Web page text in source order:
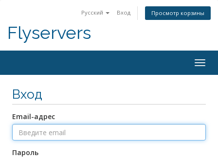
Русский Вход Просмотр корзины
Flyservers
Вход
Email-адрес
Пароль